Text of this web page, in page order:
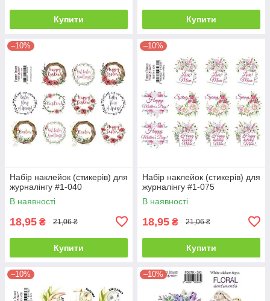
Купити Купити
–10%
Набір наклейок (стикерів) для
журналінгу #1-040
В наявності
18,95 ₴ 21,06 ₴
Купити
–10%
Набір наклейок (стикерів) для
журналінгу #1-075
В наявності
18,95 ₴ 21,06 ₴
Купити
–10% –10%